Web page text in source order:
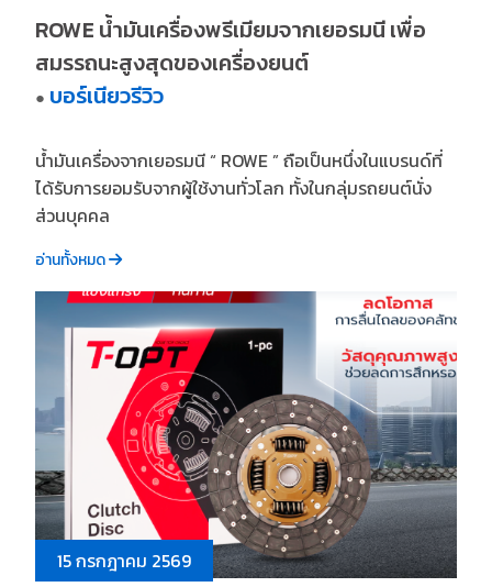
ROWE น้ำมันเครื่องพรีเมียมจากเยอรมนี เพื่อ
สมรรถนะสูงสุดของเครื่องยนต์
● บอร์เนียวรีวิว
น้ำมันเครื่องจากเยอรมนี “ ROWE ” ถือเป็นหนึ่งในแบรนด์ที่
ได้รับการยอมรับจากผู้ใช้งานทั่วโลก ทั้งในกลุ่มรถยนต์นั่ง
ส่วนบุคคล
อ่านทั้งหมด
15 กรกฎาคม 2569